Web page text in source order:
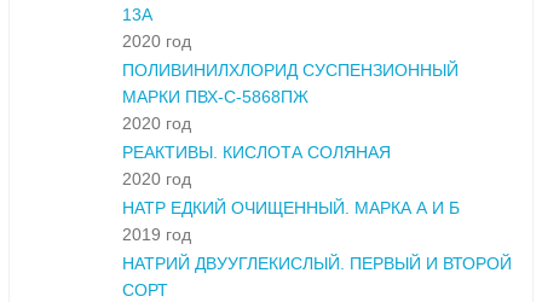
13А
2020 год
ПОЛИВИНИЛХЛОРИД СУСПЕНЗИОННЫЙ
МАРКИ ПВХ-С-5868ПЖ
2020 год
РЕАКТИВЫ. КИСЛОТА СОЛЯНАЯ
2020 год
НАТР ЕДКИЙ ОЧИЩЕННЫЙ. МАРКА А И Б
2019 год
НАТРИЙ ДВУУГЛЕКИСЛЫЙ. ПЕРВЫЙ И ВТОРОЙ
СОРТ